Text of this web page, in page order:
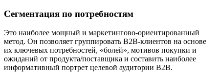
Сегментация по потребностям
Это наиболее мощный и маркетингово-ориентированный
метод. Он позволяет группировать В2В-клиентов на основе
их ключевых потребностей, «болей», мотивов покупки и
ожиданий от продукта/поставщика и составить наиболее
информативный портрет целевой аудитории В2В.